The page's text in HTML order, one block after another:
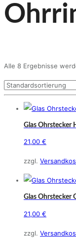
Alle 8 Ergebnisse
Glas Ohrstecker
21,00 €
zzgl.
Glas Ohrstecker
21,00 €
zzgl.